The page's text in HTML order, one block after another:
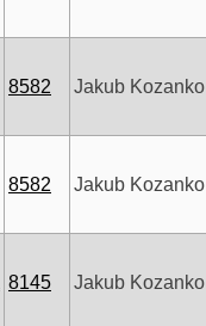
8582 Jakub Kozanko
8582 Jakub Kozanko
8145 Jakub Kozanko